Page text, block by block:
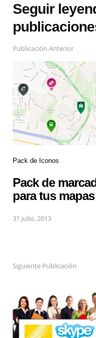
Seguir
Publicación Anterior
Pack de Iconos
Pack de
para tus mapas
31 julio, 2013
Siguiente Publicación